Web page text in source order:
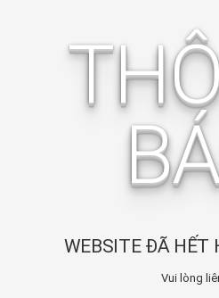
WEBSITE ĐÃ HẾT
Vui lòng